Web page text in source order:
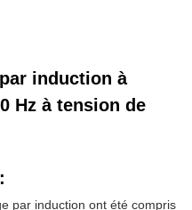
induction à
Hz à tension de
par induction ont été compris